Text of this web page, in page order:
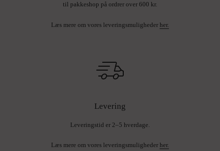
til pakkeshop på ordrer over 600 kr.
Læs mere om vores leveringsmuligheder her.
Levering
Leveringstid er 2–5 hverdage.
Læs mere om vores leveringsmuligheder her.